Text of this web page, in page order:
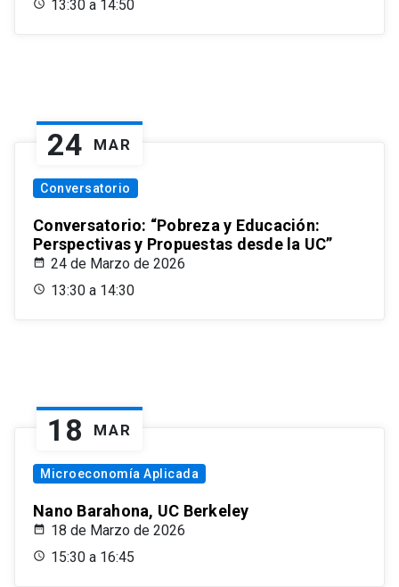
13:30 a 14:50
24 MAR
Conversatorio
Conversatorio: “Pobreza y Educación:
Perspectivas y Propuestas desde la UC”
24 de Marzo de 2026
13:30 a 14:30
18 MAR
Microeconomía Aplicada
Nano Barahona, UC Berkeley
18 de Marzo de 2026
15:30 a 16:45